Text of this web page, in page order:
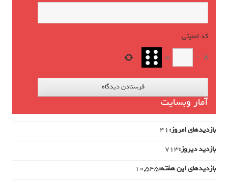
کد امنیتی*
8
−
=
آمار وبسایت
بازدیدهای امروز:41
بازدید دیروز:713
بازدیدهای این هفته:10,545